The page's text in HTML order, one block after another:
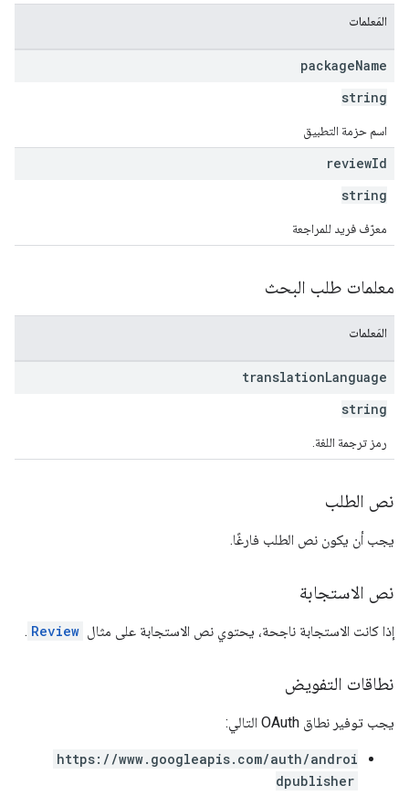
المَعلمات
packageName
string
اسم حزمة التطبيق
reviewId
string
معرّف فريد للمراجعة
معلمات طلب البحث
المَعلمات
translationLanguage
string
رمز ترجمة اللغة.
نص الطلب
يجب أن يكون نص الطلب فارغًا.
نص الاستجابة
إذا كانت الاستجابة ناجحة، يحتوي نص الاستجابة على مثال Review
.
نطاقات التفويض
يجب توفير نطاق OAuth التالي:
https://www.googleapis.com/auth/androi
dpublisher